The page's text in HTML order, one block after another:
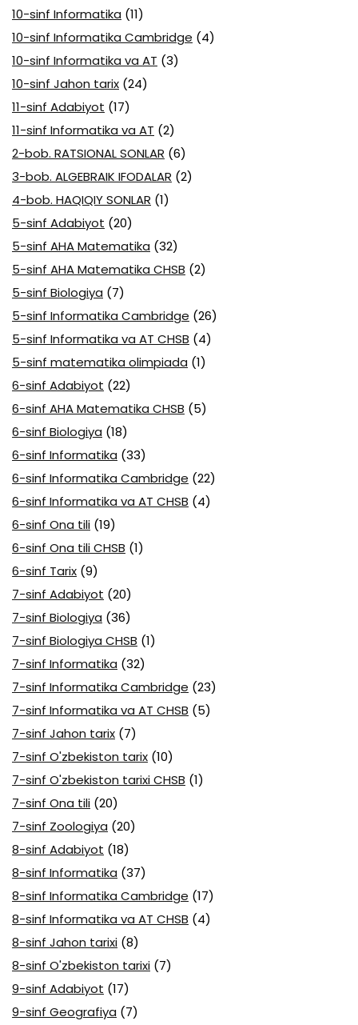
10-sinf Informatika (11)
10-sinf Informatika Cambridge (4)
10-sinf Informatika va AT (3)
10-sinf Jahon tarix (24)
11-sinf Adabiyot (17)
11-sinf Informatika va AT (2)
2-bob. RATSIONAL SONLAR (6)
3-bob. ALGEBRAIK IFODALAR (2)
4-bob. HAQIQIY SONLAR (1)
5-sinf Adabiyot (20)
5-sinf AHA Matematika (32)
5-sinf AHA Matematika CHSB (2)
5-sinf Biologiya (7)
5-sinf Informatika Cambridge (26)
5-sinf Informatika va AT CHSB (4)
5-sinf matematika olimpiada (1)
6-sinf Adabiyot (22)
6-sinf AHA Matematika CHSB (5)
6-sinf Biologiya (18)
6-sinf Informatika (33)
6-sinf Informatika Cambridge (22)
6-sinf Informatika va AT CHSB (4)
6-sinf Ona tili (19)
6-sinf Ona tili CHSB (1)
6-sinf Tarix (9)
7-sinf Adabiyot (20)
7-sinf Biologiya (36)
7-sinf Biologiya CHSB (1)
7-sinf Informatika (32)
7-sinf Informatika Cambridge (23)
7-sinf Informatika va AT CHSB (5)
7-sinf Jahon tarix (7)
7-sinf O'zbekiston tarix (10)
7-sinf O'zbekiston tarixi CHSB (1)
7-sinf Ona tili (20)
7-sinf Zoologiya (20)
8-sinf Adabiyot (18)
8-sinf Informatika (37)
8-sinf Informatika Cambridge (17)
8-sinf Informatika va AT CHSB (4)
8-sinf Jahon tarixi (8)
8-sinf O'zbekiston tarixi (7)
9-sinf Adabiyot (17)
9-sinf Geografiya (7)